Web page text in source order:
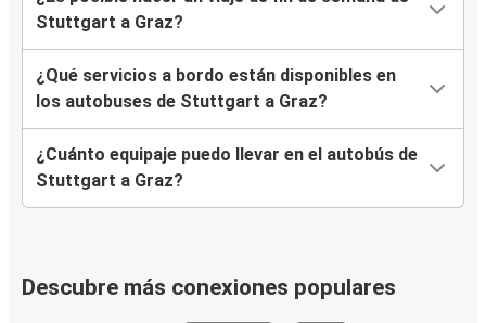
Stuttgart a Graz?
¿Qué servicios a bordo están disponibles en
los autobuses de Stuttgart a Graz?
¿Cuánto equipaje puedo llevar en el autobús de
Stuttgart a Graz?
Descubre más conexiones populares